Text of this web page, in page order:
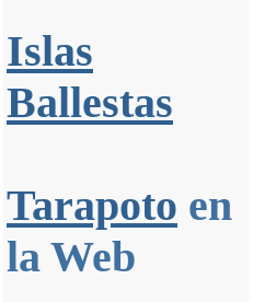
Islas
Ballestas
Tarapoto en
la Web